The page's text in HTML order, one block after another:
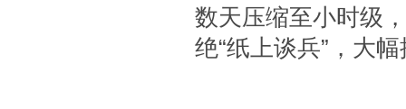
数天压缩至小时级
绝“纸上谈兵”，大